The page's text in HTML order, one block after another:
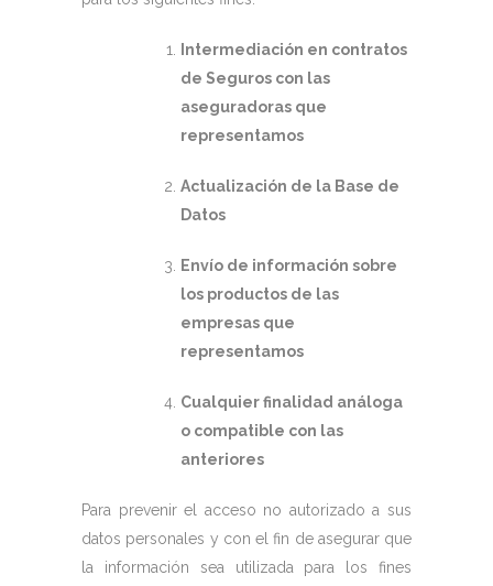
Intermediación en contratos
de Seguros con las
aseguradoras que
representamos
Actualización de la Base de
Datos
Envío de información sobre
los productos de las
empresas que
representamos
Cualquier finalidad análoga
o compatible con las
anteriores
Para prevenir el acceso no autorizado a sus
datos personales y con el fin de asegurar que
la información sea utilizada para los fines